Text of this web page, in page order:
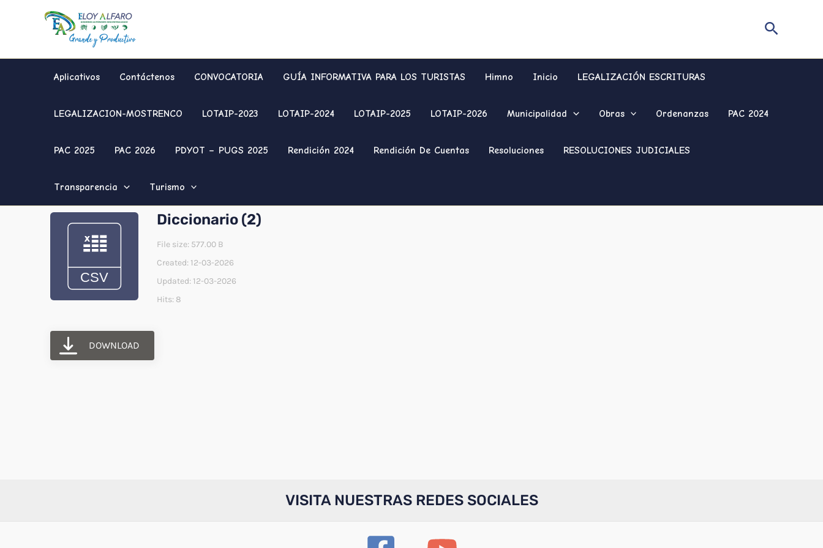
Buscar
Aplicativos Contáctenos CONVOCATORIA GUÍA INFORMATIVA PARA LOS TURISTAS Himno Inicio LEGALIZACIÓN ESCRITURAS
LEGALIZACION-MOSTRENCO LOTAIP-2023 LOTAIP-2024 LOTAIP-2025 LOTAIP-2026 Municipalidad Obras Ordenanzas PAC 2024
PAC 2025 PAC 2026 PDYOT – PUGS 2025 Rendición 2024 Rendición De Cuentas Resoluciones RESOLUCIONES JUDICIALES
Transparencia Turismo
Diccionario (2)
File size: 577.00 B
Created: 12-03-2026
Updated: 12-03-2026
Hits: 8
DOWNLOAD
VISITA NUESTRAS REDES SOCIALES